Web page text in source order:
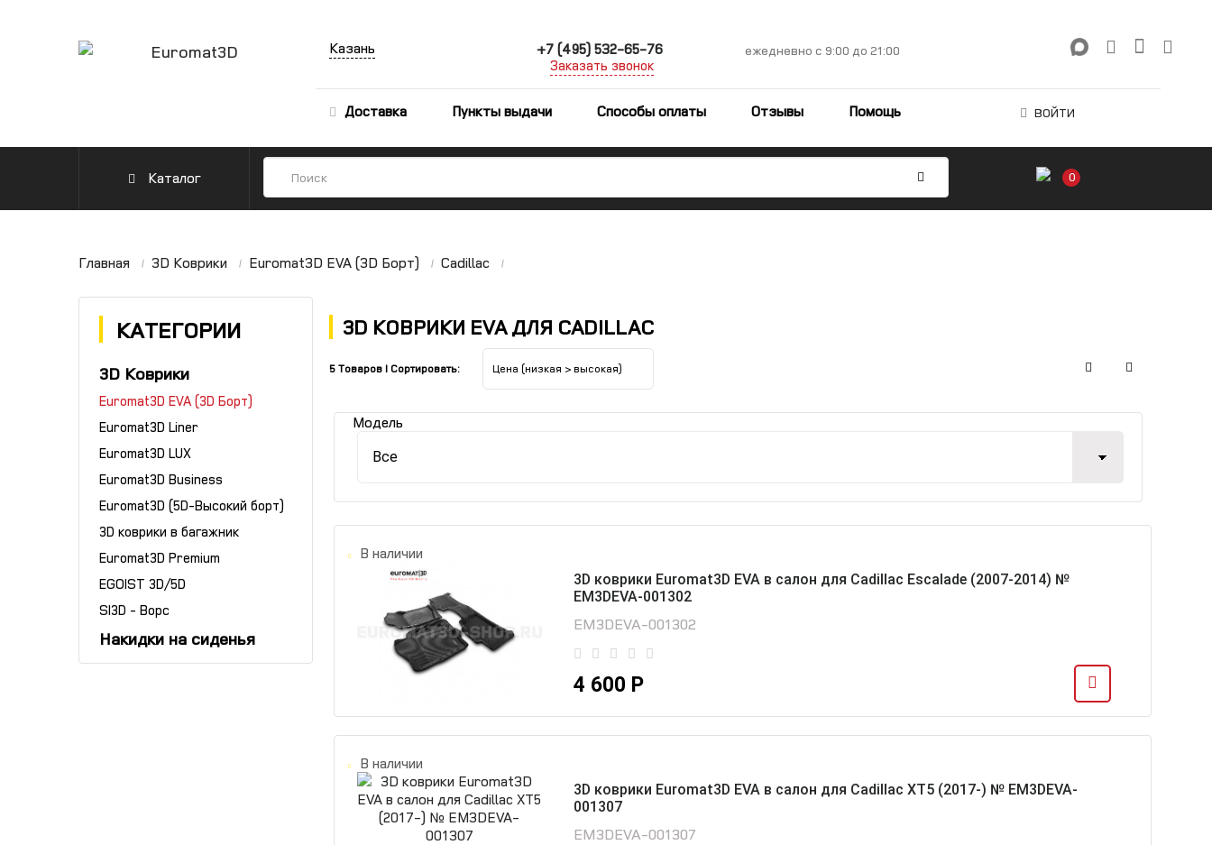
Казань +7 (495) 532-65-76
Заказать звонок
ежедневно с 9:00 до 21:00
Доставка Пункты выдачи Способы оплаты Отзывы Помощь ВОЙТИ
Каталог 0
Главная 3D Коврики Euromat3D EVA (3D Борт) Cadillac
КАТЕГОРИИ
3D Коврики
Euromat3D EVA (3D Борт)
Euromat3D Liner
Euromat3D LUX
Euromat3D Business
Euromat3D (5D-Высокий борт)
3D коврики в багажник
Euromat3D Premium
EGOIST 3D/5D
SI3D - Ворс
Накидки на сиденья
3D КОВРИКИ EVA ДЛЯ CADILLAC
5 Товаров I Сортировать:
Модель
Все
В наличии
3D коврики Euromat3D EVA в салон для Cadillac Escalade (2007-2014) №
EM3DEVA-001302
EM3DEVA-001302
4 600 Р
В наличии
3D коврики Euromat3D EVA в салон для Cadillac XT5 (2017-) № EM3DEVA-
001307
EM3DEVA-001307